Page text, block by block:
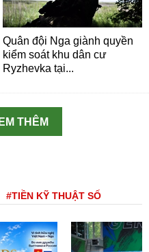
Quân đội Nga giành quyền
kiểm soát khu dân cư
Ryzhevka tại...
THÊM
#TIỀN KỸ THUẬT SỐ